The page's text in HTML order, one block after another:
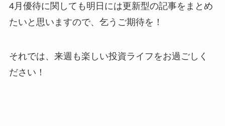
4月優待に関しても明日には更新型の記事をまとめ
たいと思いますので、乞うご期待を！
それでは、来週も楽しい投資ライフをお過ごしく
ださい！